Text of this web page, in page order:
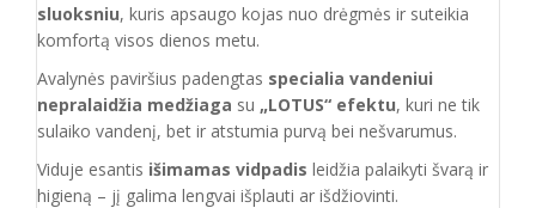
sluoksniu, kuris apsaugo kojas nuo drėgmės ir suteikia
komfortą visos dienos metu.
Avalynės paviršius padengtas specialia vandeniui
nepralaidžia medžiaga su „LOTUS“ efektu, kuri ne tik
sulaiko vandenį, bet ir atstumia purvą bei nešvarumus.
Viduje esantis išimamas vidpadis leidžia palaikyti švarą ir
higieną – jį galima lengvai išplauti ar išdžiovinti.